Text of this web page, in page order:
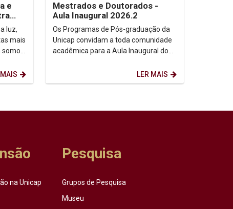
e
luz,
mais
Mestrados e Doutorados -
Aula Inaugural 2026.2
Os Programas de Pós-graduação da
Unicap convidam a toda comunidade
acadêmica para a Aula Inaugural do
LER MAIS
na Unicap
Pesquisa
Grupos de Pesquisa
Museu